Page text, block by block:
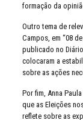
formação da
Outro tema de
Campos, em “08
publicado no
colocaram a
sobre as ações
Por fim, Anna
que as Eleições
reflete sobre as